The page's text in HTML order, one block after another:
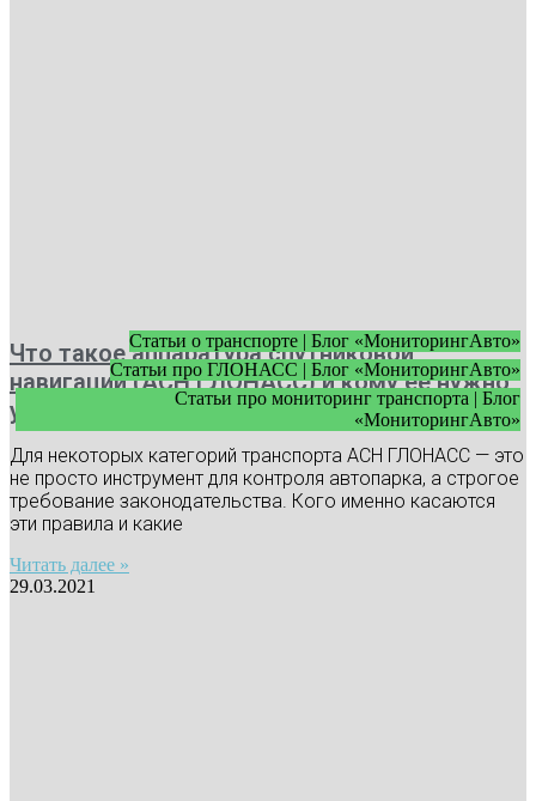
Статьи о транспорте | Блог «МониторингАвто»
Статьи про ГЛОНАСС | Блог «МониторингАвто»
Статьи про мониторинг транспорта | Блог
«МониторингАвто»
Что такое аппаратура спутниковой
навигации (АСН ГЛОНАСС) и кому ее нужно
устанавливать
Для некоторых категорий транспорта АСН ГЛОНАСС — это
не просто инструмент для контроля автопарка, а строгое
требование законодательства. Кого именно касаются
эти правила и какие
Читать далее »
29.03.2021